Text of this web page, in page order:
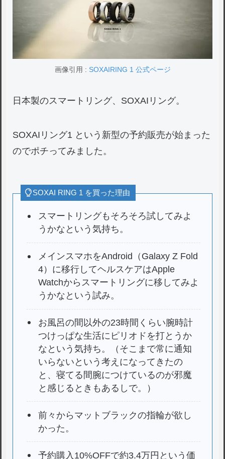
画像引用 : SOXAIRING 1 公式ページ
日本製のスマートリング、SOXAIリング。
SOXAIリング1 という新型の予約販売が始まった
のでポチってみました。
SOXAI RING 1 を買った理由
スマートリングもそろそろ試してみよ
うかなという気持ち。
メインスマホをAndroid（Galaxy Z Fold
4）に移行してヘルスケアはApple
Watchからスマートリングに移してみよ
うかなという試み。
お風呂の間以外の23時間くらい腕時計
つけっぱな生活にピリオドを打とうか
なという気持ち。（そこまで常に通知
いらないという考えになってきたの
と、寝てる間腕につけているのが邪魔
と感じるときもあるしで。）
前々からマットブラックの指輪が欲し
かった。
予約購入10%OFFで約3.4万円という価